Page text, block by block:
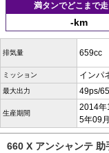
満タンでどこまで走
-km
排気量 659cc
ミッション インパ
最大出力 49ps/
生産期間
2014年
5年09月
660 X アンシャンテ